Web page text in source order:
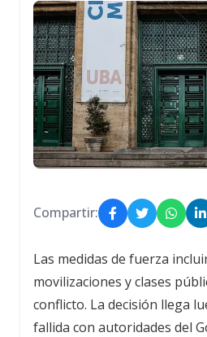
Compartir:
Las medidas de fuerza
movilizaciones y clases
conflicto. La decisión llega
fallida con autoridades del